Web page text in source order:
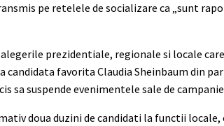
pe retelele de socializare ca „sunt
prezidentiale, regionale si locale care
favorita Claudia Sheinbaum din
sa suspende evenimentele sale de
doua duzini de candidati la functii